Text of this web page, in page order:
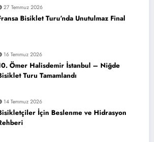
27 Temmuz 2026
Bisiklet Turu’nda Unutulmaz Final
16 Temmuz 2026
Ömer Halisdemir İstanbul – Niğde
Turu Tamamlandı
14 Temmuz 2026
İçin Beslenme ve Hidrasyon